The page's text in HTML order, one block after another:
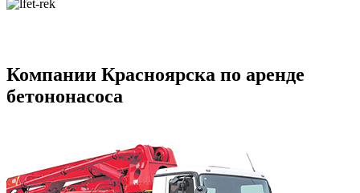
Компании Красноярска по аренде
бетононасоса